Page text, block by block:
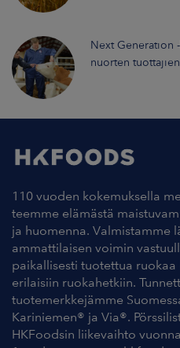
Next Generation
nuorten
110 vuoden kokemuksella
teemme elämästä
ja huomenna. Valmistamme
ammattilaisen voimin
paikallisesti tuotettua ruokaa
erilaisiin ruokahetkiin.
tuotemerkkejämme
Kariniemen® ja Via®.
HKFoodsin liikevaihto